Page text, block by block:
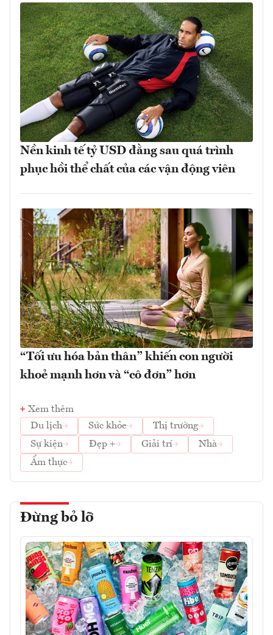
Nền kinh tế tỷ USD đằng sau quá trình
phục hồi thể chất của các vận động viên
“Tối ưu hóa bản thân” khiến con người
khoẻ mạnh hơn và “cô đơn” hơn
Xem thêm
Du lịch
Sức khỏe
Thị trường
Sự kiện
Đẹp + Giải trí
Nhà
Ẩm thực
Đừng bỏ lỡ